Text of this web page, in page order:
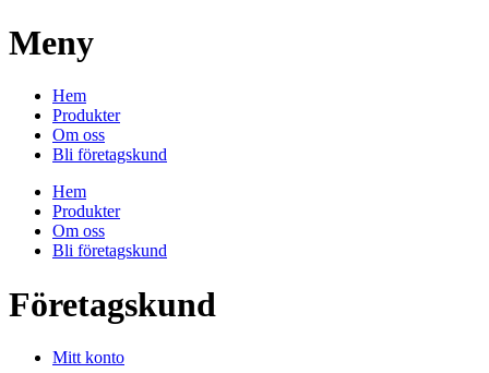
Meny
Hem
Produkter
Om oss
Bli företagskund
Hem
Produkter
Om oss
Bli företagskund
Företagskund
Mitt konto